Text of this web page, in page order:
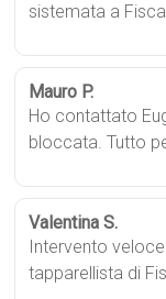
sistemata a
Mauro P.
Ho contattato
bloccata. Tutto
Valentina S.
Intervento
tapparellista di